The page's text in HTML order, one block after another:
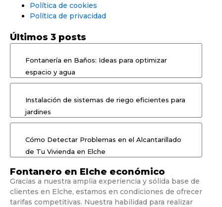
Política de cookies
Política de privacidad
Últimos 3 posts
Fontanería en Baños: Ideas para optimizar
espacio y agua
Instalación de sistemas de riego eficientes para
jardines
Cómo Detectar Problemas en el Alcantarillado
de Tu Vivienda en Elche
Fontanero en Elche económico
Gracias a nuestra amplia experiencia y sólida base de
clientes en Elche, estamos en condiciones de ofrecer
tarifas competitivas. Nuestra habilidad para realizar